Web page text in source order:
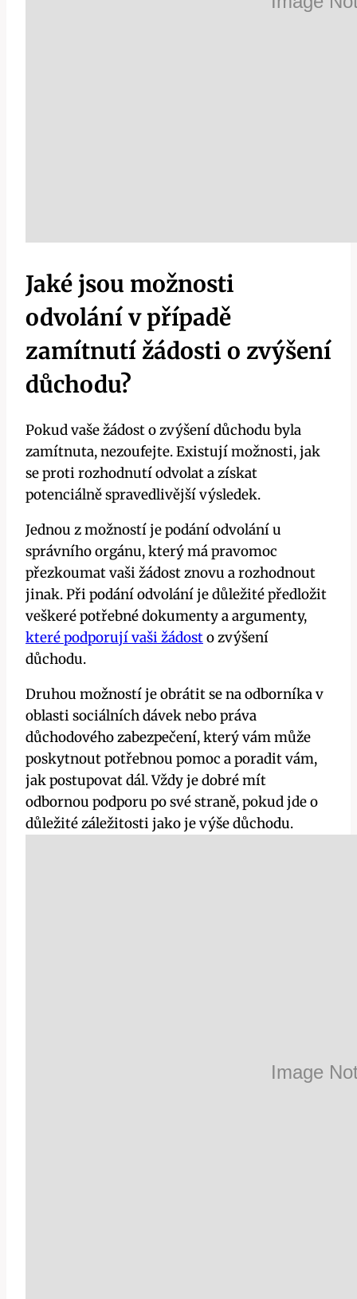
Jaké jsou možnosti
odvolání v případě
zamítnutí žádosti o zvýšení
důchodu?
Pokud vaše žádost o zvýšení důchodu byla
zamítnuta, nezoufejte. Existují možnosti, jak
se proti rozhodnutí odvolat a získat
potenciálně spravedlivější výsledek.
Jednou z možností je podání odvolání u
správního orgánu, který má pravomoc
přezkoumat vaši žádost znovu a rozhodnout
jinak. Při podání odvolání je důležité předložit
veškeré potřebné dokumenty a argumenty,
které podporují vaši žádosto zvýšení
důchodu.
Druhou možností je obrátit se na odborníka v
oblasti sociálních dávek nebo práva
důchodového zabezpečení, který vám může
poskytnout potřebnou pomoc a poradit vám,
jak postupovat dál. Vždy je dobré mít
odbornou podporu po své straně, pokud jde o
důležité záležitosti jako je výše důchodu.